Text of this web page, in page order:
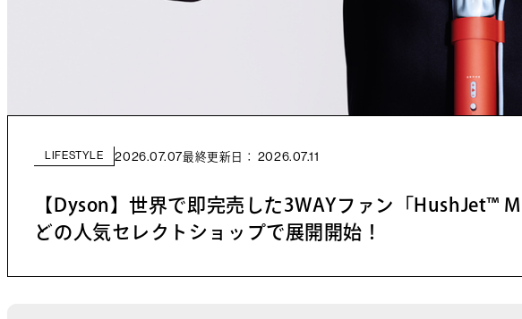
LIFESTYLE 2026.07.07最終更新日： 2026.07.11
【Dyson】世界で即完売した3WAYファン「HushJet™
どの人気セレクトショップで展開開始！